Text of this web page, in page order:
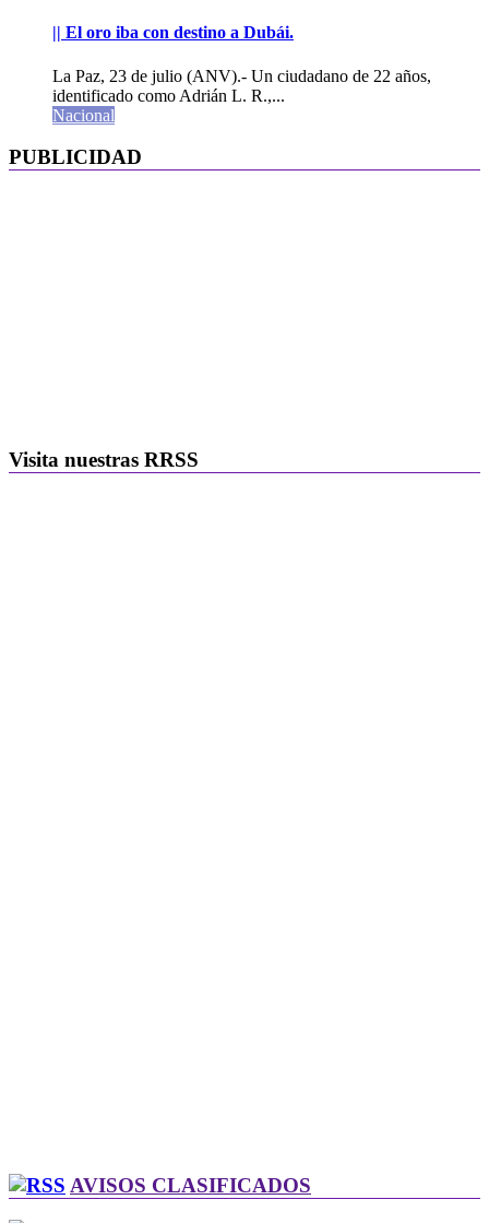
|| El oro iba con destino a Dubái.
La Paz, 23 de julio (ANV).- Un ciudadano de 22 años,
identificado como Adrián L. R.,...
Nacional
PUBLICIDAD
Visita nuestras RRSS
AVISOS CLASIFICADOS